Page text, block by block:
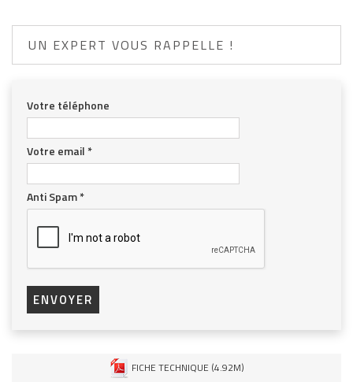
UN EXPERT VOUS RAPPELLE !
Votre téléphone
Votre email *
Anti Spam*
ENVOYER
FICHE TECHNIQUE (4.92M)